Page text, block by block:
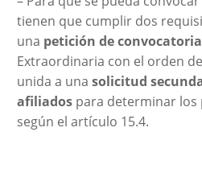
tienen que cumplir dos
una petición de convocatoria
Extraordinaria con el orden
unida a una solicitud
afiliadospara determinar los
según el artículo 15.4.